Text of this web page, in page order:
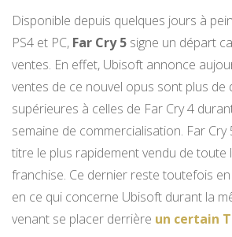
Disponible depuis quelques jours à
PS4 et PC, Far Cry 5 signe un départ
ventes. En effet, Ubisoft annonce
ventes de ce nouvel opus sont plus de
supérieures à celles de Far Cry 4
semaine de commercialisation. Far Cry
titre le plus rapidement vendu de toute
franchise. Ce dernier reste toutefois
en ce qui concerne Ubisoft durant la
venant se placer derrière un certain